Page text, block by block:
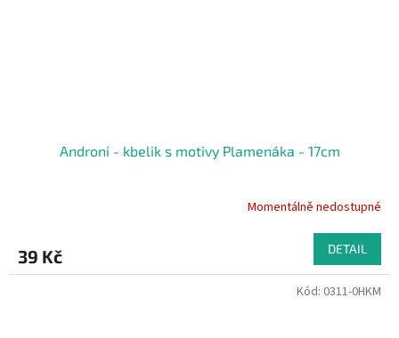
Androni - kbelik s motivy Plamenáka - 17cm
Momentálně nedostupné
39 Kč DETAIL
Kód: 0311-0HKM